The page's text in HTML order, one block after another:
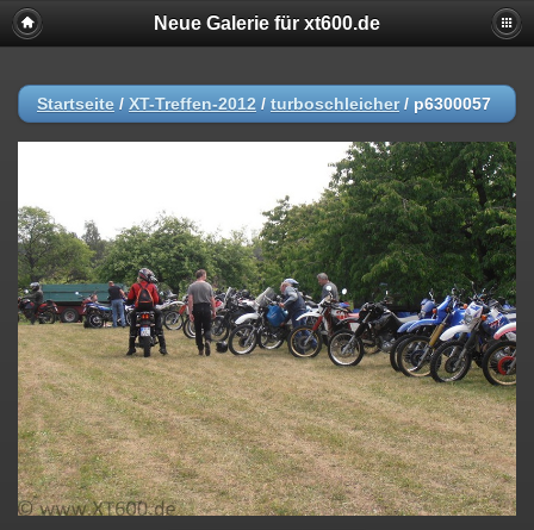
Neue Galerie für xt600.de
Startseite / XT-Treffen-2012 / turboschleicher/ p6300057